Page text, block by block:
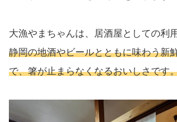
大漁やまちゃんは、居酒屋としての利
静岡の地酒やビールとともに味わう新
で、箸が止まらなくなるおいしさです